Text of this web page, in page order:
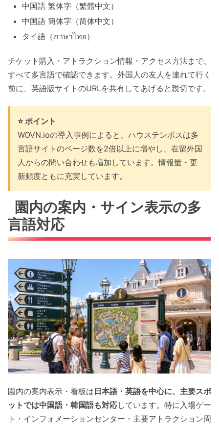
中国語 繁体字（繁體中文）
中国語 簡体字（简体中文）
タイ語（ภาษาไทย）
チケット購入・アトラクション情報・アクセス方法まで、
すべて多言語で確認できます。外国人の友人を連れて行く
前に、英語版サイトのURLを共有してあげると親切です。
⭐ ポイント
WOVN.ioの導入事例によると、ハウステンボスは多
言語サイトのページ数を2倍以上に増やし、在留外国
人からの問い合わせも増加しています。情報量・更
新頻度ともに充実しています。
園内の案内・サイン表示の多
言語対応
園内の案内表示・看板は 日本語・英語を中心に、主要スポ
ットでは中国語・韓国語も対応しています。特に入場ゲー
ト・インフォメーションセンター・主要アトラクション周